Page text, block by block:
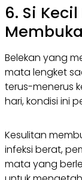
6. Si
Belekan yang
mata lengket
terus-menerus
hari, kondisi ini
Kesulitan
infeksi berat,
mata yang